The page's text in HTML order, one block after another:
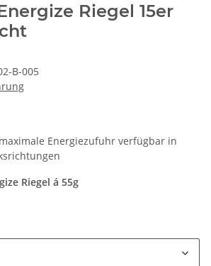
Riegel 15er
B-005
Energiezufuhr verfügbar in
Riegel á 55g